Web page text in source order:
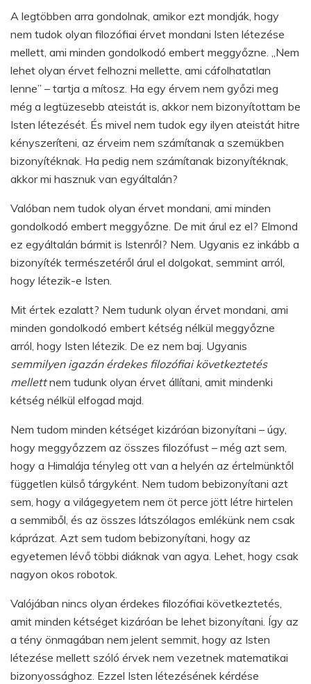
A legtöbben arra gondolnak, amikor ezt mondják, hogy
nem tudok olyan filozófiai érvet mondani Isten létezése
mellett, ami minden gondolkodó embert meggyőzne. „Nem
lehet olyan érvet felhozni mellette, ami cáfolhatatlan
lenne” – tartja a mítosz. Ha egy érvem nem győzi meg
még a legtüzesebb ateistát is, akkor nem bizonyítottam be
Isten létezését. És mivel nem tudok egy ilyen ateistát hitre
kényszeríteni, az érveim nem számítanak a szemükben
bizonyítéknak. Ha pedig nem számítanak bizonyítéknak,
akkor mi hasznuk van egyáltalán?
Valóban nem tudok olyan érvet mondani, ami minden
gondolkodó embert meggyőzne. De mit árul ez el? Elmond
ez egyáltalán bármit is Istenről? Nem. Ugyanis ez inkább a
bizonyíték természetéről árul el dolgokat, semmint arról,
hogy létezik-e Isten.
Mit értek ezalatt? Nem tudunk olyan érvet mondani, ami
minden gondolkodó embert kétség nélkül meggyőzne
arról, hogy Isten létezik. De ez nem baj. Ugyanis
semmilyen igazán érdekes filozófiai következtetés
mellettnem tudunk olyan érvet állítani, amit mindenki
kétség nélkül elfogad majd.
Nem tudom minden kétséget kizáróan bizonyítani – úgy,
hogy meggyőzzem az összes filozófust – még azt sem,
hogy a Himalája tényleg ott van a helyén az értelmünktől
független külső tárgyként. Nem tudom bebizonyítani azt
sem, hogy a világegyetem nem öt perce jött létre hirtelen
a semmiből, és az összes látszólagos emlékünk nem csak
káprázat. Azt sem tudom bebizonyítani, hogy az
egyetemen lévő többi diáknak van agya. Lehet, hogy csak
nagyon okos robotok.
Valójában nincs olyan érdekes filozófiai következtetés,
amit minden kétséget kizáróan be lehet bizonyítani. Így az
a tény önmagában nem jelent semmit, hogy az Isten
létezése mellett szóló érvek nem vezetnek matematikai
bizonyossághoz. Ezzel Isten létezésének kérdése